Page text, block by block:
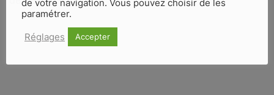
de votre navigation. Vous pouvez choisir de les
paramétrer.
Réglages Accepter